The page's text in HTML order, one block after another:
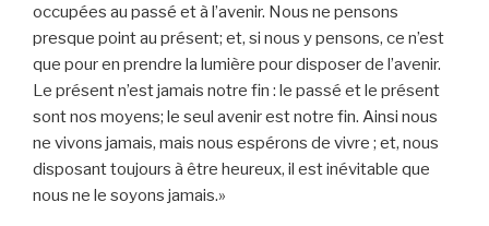
occupées au passé et à l’avenir. Nous ne pensons
presque point au présent; et, si nous y pensons, ce n’est
que pour en prendre la lumière pour disposer de l’avenir.
Le présent n’est jamais notre fin : le passé et le présent
sont nos moyens; le seul avenir est notre fin. Ainsi nous
ne vivons jamais, mais nous espérons de vivre ; et, nous
disposant toujours à être heureux, il est inévitable que
nous ne le soyons jamais.»